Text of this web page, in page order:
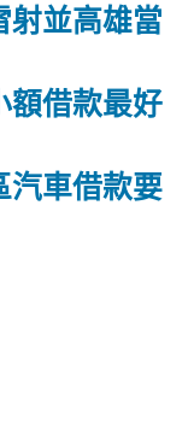
射並高雄當
額借款最好
汽車借款要